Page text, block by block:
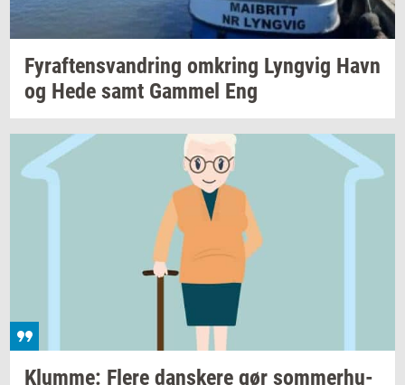
Fyraf­tensvan­dring om­kring Lyng­vig Havn
og Hede samt Gam­mel Eng
Klum­me: Flere dan­ske­re gør som­mer­hu­